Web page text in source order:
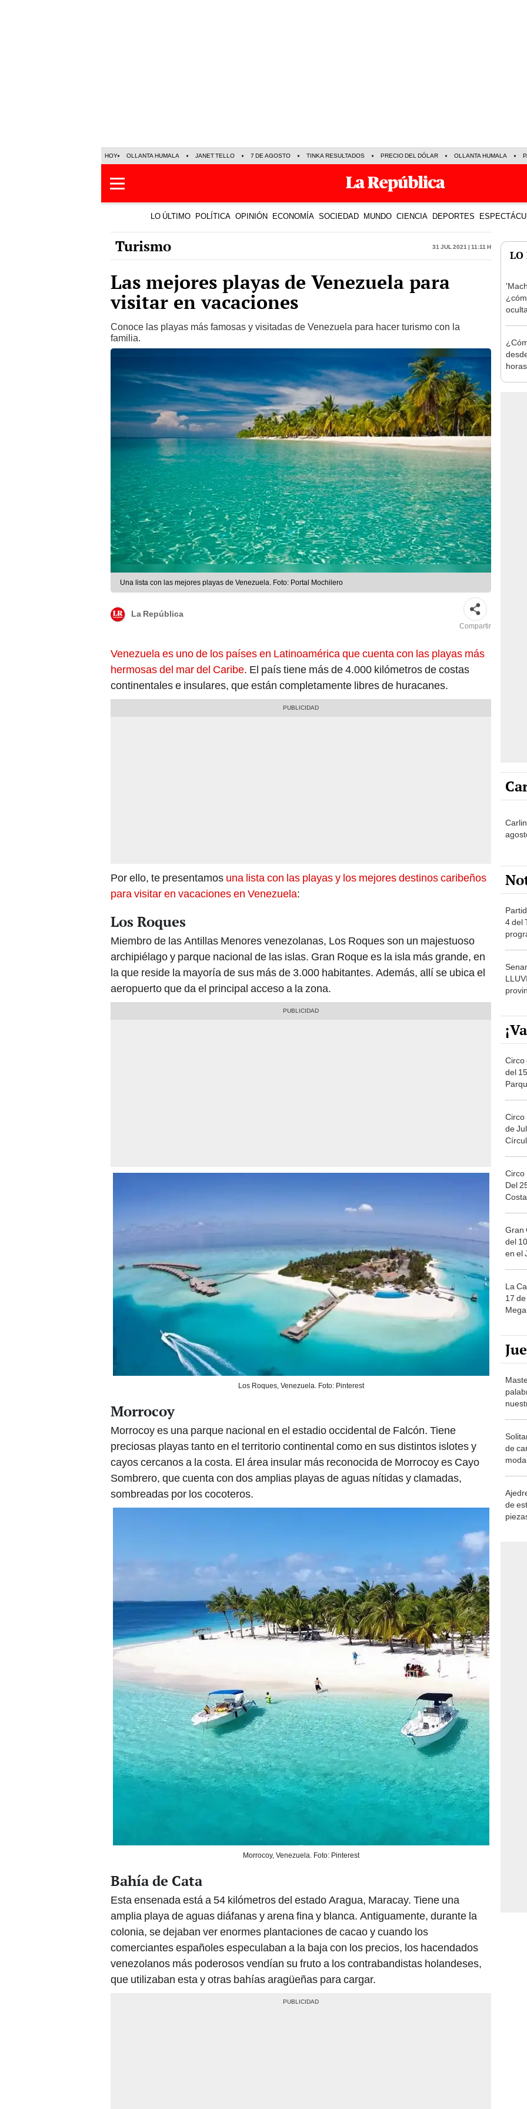
HOY OLLANTA HUMALA JANET TELLO 7 DE AGOSTO TINKA RESULTADOS PRECIO DEL DÓLAR OLLANTA HUMALA
LO ÚLTIMO POLÍTICA OPINIÓN ECONOMÍA SOCIEDAD MUNDO CIENCIA DEPORTES
Turismo 31 Jul 2021 | 11:11 h
Las mejores playas de Venezuela para
visitar en vacaciones
Conoce las playas más famosas y visitadas de Venezuela para hacer turismo con la
familia.
Una lista con las mejores playas de Venezuela. Foto: Portal Mochilero
La República
Compartir
Venezuela es uno de los países en Latinoamérica que cuenta con las playas más
hermosas del mar del Caribe. El país tiene más de 4.000 kilómetros de costas
continentales e insulares, que están completamente libres de huracanes.
Por ello, te presentamos una lista con las playas y los mejores destinos caribeños
para visitar en vacaciones en Venezuela:
Los Roques
Miembro de las Antillas Menores venezolanas, Los Roques son un majestuoso
archipiélago y parque nacional de las islas. Gran Roque es la isla más grande, en
la que reside la mayoría de sus más de 3.000 habitantes. Además, allí se ubica el
aeropuerto que da el principal acceso a la zona.
Los Roques, Venezuela. Foto: Pinterest
Morrocoy
Morrocoy es una parque nacional en el estadio occidental de Falcón. Tiene
preciosas playas tanto en el territorio continental como en sus distintos islotes y
cayos cercanos a la costa. El área insular más reconocida de Morrocoy es Cayo
Sombrero, que cuenta con dos amplias playas de aguas nítidas y clamadas,
sombreadas por los cocoteros.
Morrocoy, Venezuela. Foto: Pinterest
Bahía de Cata
Esta ensenada está a 54 kilómetros del estado Aragua, Maracay. Tiene una
amplia playa de aguas diáfanas y arena fina y blanca. Antiguamente, durante la
colonia, se dejaban ver enormes plantaciones de cacao y cuando los
comerciantes españoles especulaban a la baja con los precios, los hacendados
venezolanos más poderosos vendían su fruto a los contrabandistas holandeses,
que utilizaban esta y otras bahías aragüeñas para cargar.
LO
4 del
Circo
del
Circo
de
Circo
Del
Gran
del
en el
La
17
de
de